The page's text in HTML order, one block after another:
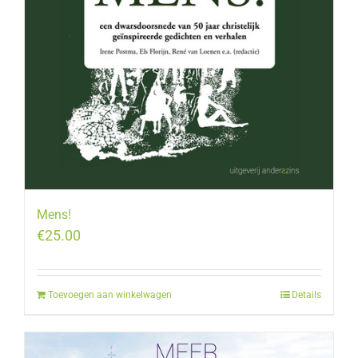
Mens!
€25.00
Toevoegen aan winkelwagen Details